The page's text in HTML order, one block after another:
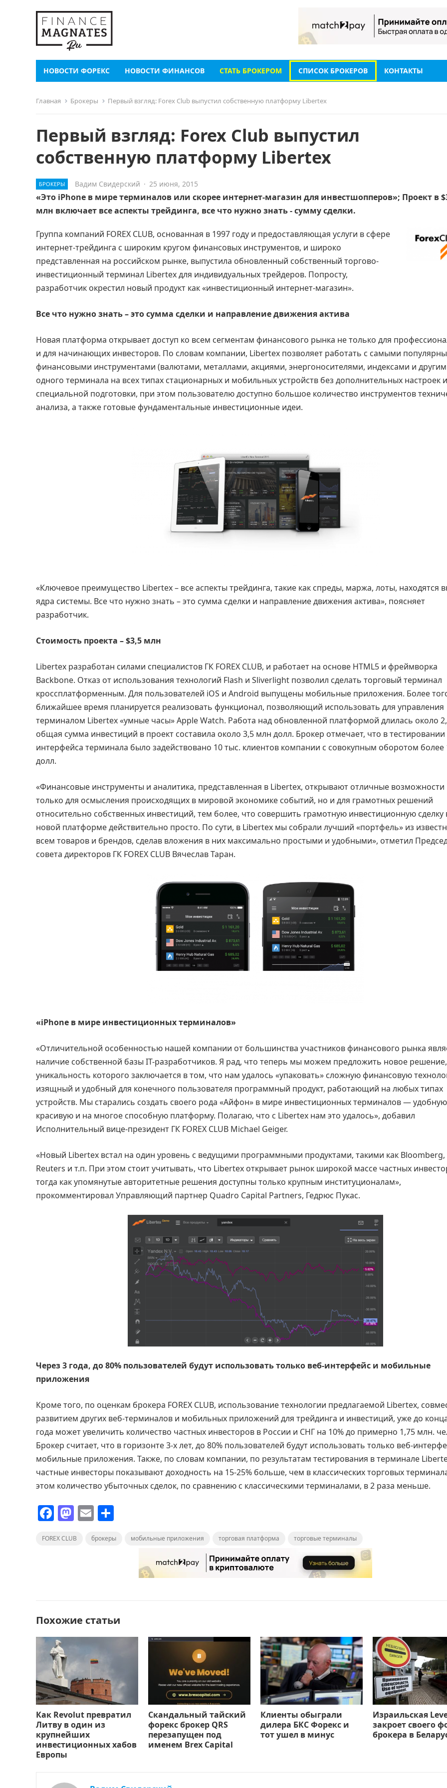
НОВОСТИ ФОРЕКС НОВОСТИ ФИНАНСОВ СТАТЬ БРОКЕРОМ СПИСОК БРОКЕРОВ КОНТАКТЫ
Главная Брокеры Первый взгляд: Forex Club выпустил собственную платформу Libertex
Первый взгляд: Forex Club выпустил
собственную платформу Libertex
БРОКЕРЫ Вадим Свидерский · 25 июня, 2015
«Это iPhone в мире терминалов или скорее интернет-магазин для инвестшопперов»; Проект в
млн включает все аспекты трейдинга, все что нужно знать - сумму сделки.
Группа компаний FOREX CLUB, основанная в 1997 году и предоставляющая услуги в сфере
интернет-трейдинга с широким кругом финансовых инструментов, и широко
представленная на российском рынке, выпустила обновленный собственный торгово-
инвестиционный терминал Libertex для индивидуальных трейдеров. Попросту,
разработчик окрестил новый продукт как «инвестиционный интернет-магазин».
Все что нужно знать – это сумма сделки и направление движения актива
Новая платформа открывает доступ ко всем сегментам финансового рынка не только для
и для начинающих инвесторов. По словам компании, Libertex позволяет работать с самыми
финансовыми инструментами (валютами, металлами, акциями, энергоносителями, индексами и
одного терминала на всех типах стационарных и мобильных устройств без дополнительных настроек и
специальной подготовки, при этом пользователю доступно большое количество инструментов
анализа, а также готовые фундаментальные инвестиционные идеи.
«Ключевое преимущество Libertex – все аспекты трейдинга, такие как спреды, маржа, лоты, находятся
ядра системы. Все что нужно знать – это сумма сделки и направление движения актива», поясняет
разработчик.
Стоимость проекта – $3,5 млн
Liberteх разработан силами специалистов ГК FOREX CLUB, и работает на основе HTML5 и фреймворка
Backbone. Отказ от использования технологий Flash и Sliverlight позволил сделать торговый терминал
кроссплатформенным. Для пользователей iOS и Android выпущены мобильные приложения. Более
ближайшее время планируется реализовать функционал, позволяющий использовать для управления
терминалом Libertex «умные часы» Apple Watch. Работа над обновленной платформой длилась около
общая сумма инвестиций в проект составила около 3,5 млн долл. Брокер отмечает, что в тестировании
интерфейса терминала было задействовано 10 тыс. клиентов компании с совокупным оборотом более
долл.
«Финансовые инструменты и аналитика, представленная в Libertex, открывают отличные возможности
только для осмысления происходящих в мировой экономике событий, но и для грамотных решений
относительно собственных инвестиций, тем более, что совершить грамотную инвестиционную сделку
новой платформе действительно просто. По сути, в Libertex мы собрали лучший «портфель» из
всем товаров и брендов, сделав вложения в них максимально простыми и удобными», отметил
совета директоров ГК FOREX CLUB Вячеслав Таран.
«iPhone в мире инвестиционных терминалов»
«Отличительной особенностью нашей компании от большинства участников финансового рынка
наличие собственной базы IT-разработчиков. Я рад, что теперь мы можем предложить новое решение,
уникальность которого заключается в том, что нам удалось «упаковать» сложную финансовую
изящный и удобный для конечного пользователя программный продукт, работающий на любых типах
устройств. Мы старались создать своего рода «Айфон» в мире инвестиционных терминалов —
красивую и на многое способную платформу. Полагаю, что с Libertex нам это удалось», добавил
Исполнительный вице-президент ГК FOREX CLUB Michael Geiger.
«Новый Libertex встал на один уровень с ведущими программными продуктами, такими как Bloomberg,
Reuters и т.п. При этом стоит учитывать, что Libertex открывает рынок широкой массе частных
тогда как упомянутые авторитетные решения доступны только крупным институционалам»,
прокомментировал Управляющий партнер Quadro Capital Partners, Гедрюс Пукас.
Через 3 года, до 80% пользователей будут использовать только веб-интерфейс и мобильные
приложения
Кроме того, по оценкам брокера FOREX CLUB, использование технологии предлагаемой Libertex,
развитием других веб-терминалов и мобильных приложений для трейдинга и инвестиций, уже до
года может увеличить количество частных инвесторов в России и СНГ на 10% до примерно 1,75 млн.
Брокер считает, что в горизонте 3-х лет, до 80% пользователей будут использовать только веб-
мобильные приложения. Также, по словам компании, по результатам тестирования в терминале
частные инвесторы показывают доходность на 15-25% больше, чем в классических торговых
этом количество убыточных сделок, по сравнению с классическими терминалами, в 2 раза меньше.
F
c
k
M
st
E
ai п
т
ь
FOREX CLUB брокеры мобильные приложения торговая платформа торговые терминалы
Похожие статьи
Как Revolut превратил
Литву в один из
крупнейших
инвестиционных хабов
Европы
Скандальный тайский
форекс брокер QRS
перезапущен под
именем Brex Capital
Клиенты обыграли
дилера БКС Форекс и
тот ушел в минус
Израильская
закроет своего
брокера в